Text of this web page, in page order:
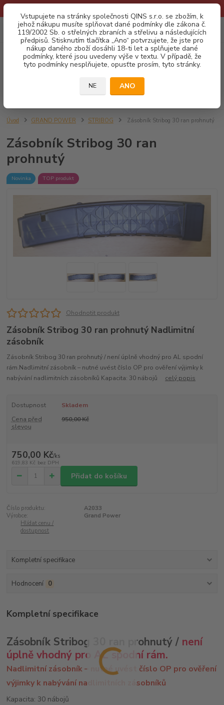
Vstupujete na stránky společnosti QINS s.r.o. se zbožím, k
jehož nákupu musíte splňovat dané podmínky dle zákona č.
119/2002 Sb. o střelných zbraních a střelivu a následujících
předpisů. Stisknutím tlačítka „Ano“ potvrzujete, že jste pro
nákup daného zboží dosáhli 18-ti let a splňujete dané
podmínky, které jsou uvedeny výše v textu. V případě, že
tyto podmínky nesplňujete, opusťte prosím, tyto stránky.
NE ANO
Menu
CZK 0
za0,00 Kč
Úvod GRAND POWER STRIBOG Zásobník Stribog 30 ran prohnutý
Zásobník Stribog 30 ran
prohnutý
Novinka TOP produkt
Ohodnotit produkt
Zásobník Stribog 30 ran prohnutý Nadlimitní
zásobník
Zásobník Stribog 30 ran prohnutý / není úplně vhodný pro AL spodní
rám.Nadlimitní zásobník – nutné uvést číslo OP pro ověření výjimky k
nabývání nadlimitních zásobníků Kapacita: 30 nábojů celý popis
Dostupnost
Skladem
Cena před
slevou
950,00 Kč
750,00 Kč/ks
619,83 Kč bez DPH
Přidat do košíku
Číslo produktu:
A2033
Výrobce:
Grand Power
Hlídat cenu /
dostupnost
Kompletní specifikace
Hodnocení 0
Kompletní specifikace
Zásobník Stribog 30 ran prohnutý / není
úplně vhodný pro AL spodní rám.
Nadlimitní zásobník – nutné uvést číslo OP pro ověření
výjimky k nabývání nadlimitních zásobníků
Kapacita: 30 nábojů